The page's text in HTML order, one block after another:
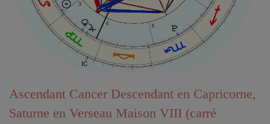
Ascendant Cancer Descendant en Capricorne,
Saturne en Verseau Maison VIII (carré